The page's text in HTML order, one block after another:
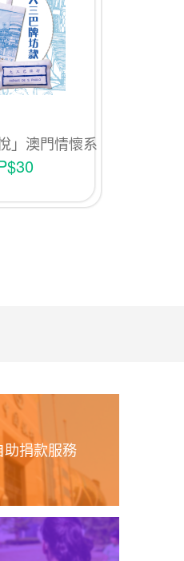
」澳門情懷系
巴牌坊款」
助捐款服務